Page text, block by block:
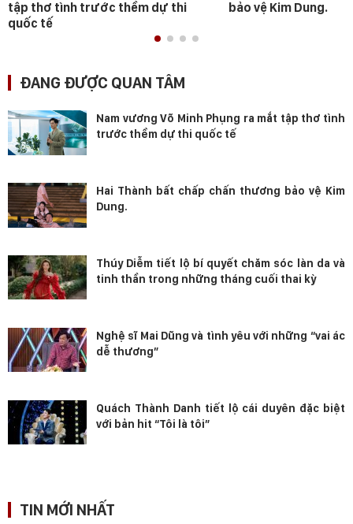
tập thơ tình trước thềm dự thi
quốc tế
bảo vệ Kim Dung.
ĐANG ĐƯỢC QUAN TÂM
Nam vương Võ Minh Phụng ra mắt tập thơ tình
trước thềm dự thi quốc tế
Hai Thành bất chấp chấn thương bảo vệ Kim
Dung.
Thúy Diễm tiết lộ bí quyết chăm sóc làn da và
tinh thần trong những tháng cuối thai kỳ
Nghệ sĩ Mai Dũng và tình yêu với những “vai ác
dễ thương”
Quách Thành Danh tiết lộ cái duyên đặc biệt
với bản hit “Tôi là tôi”
TIN MỚI NHẤT